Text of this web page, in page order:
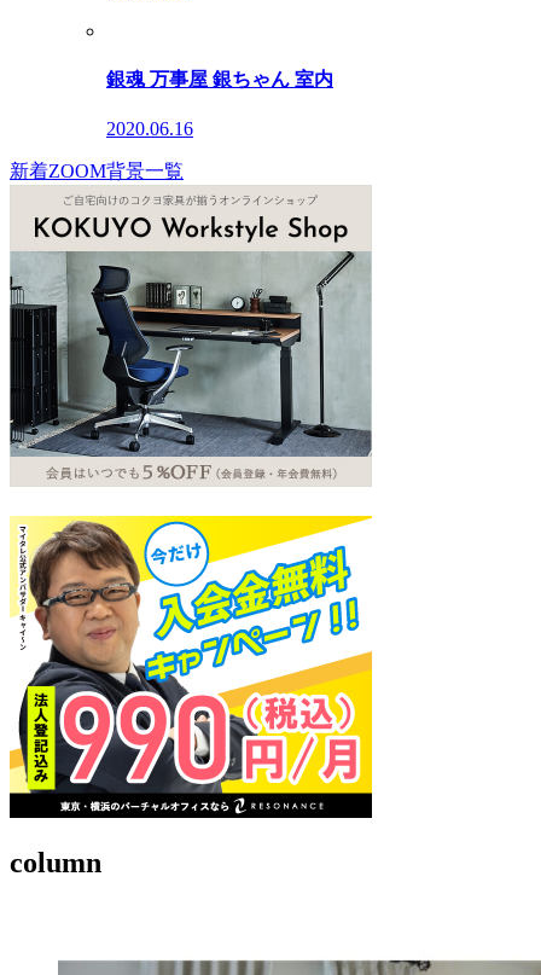
銀魂 万事屋 銀ちゃん 室内
2020.06.16
新着ZOOM背景一覧
column